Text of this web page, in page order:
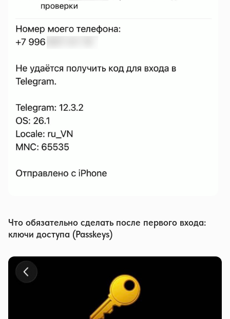
Что обязательно сделать после первого входа:
ключи доступа (Passkeys)